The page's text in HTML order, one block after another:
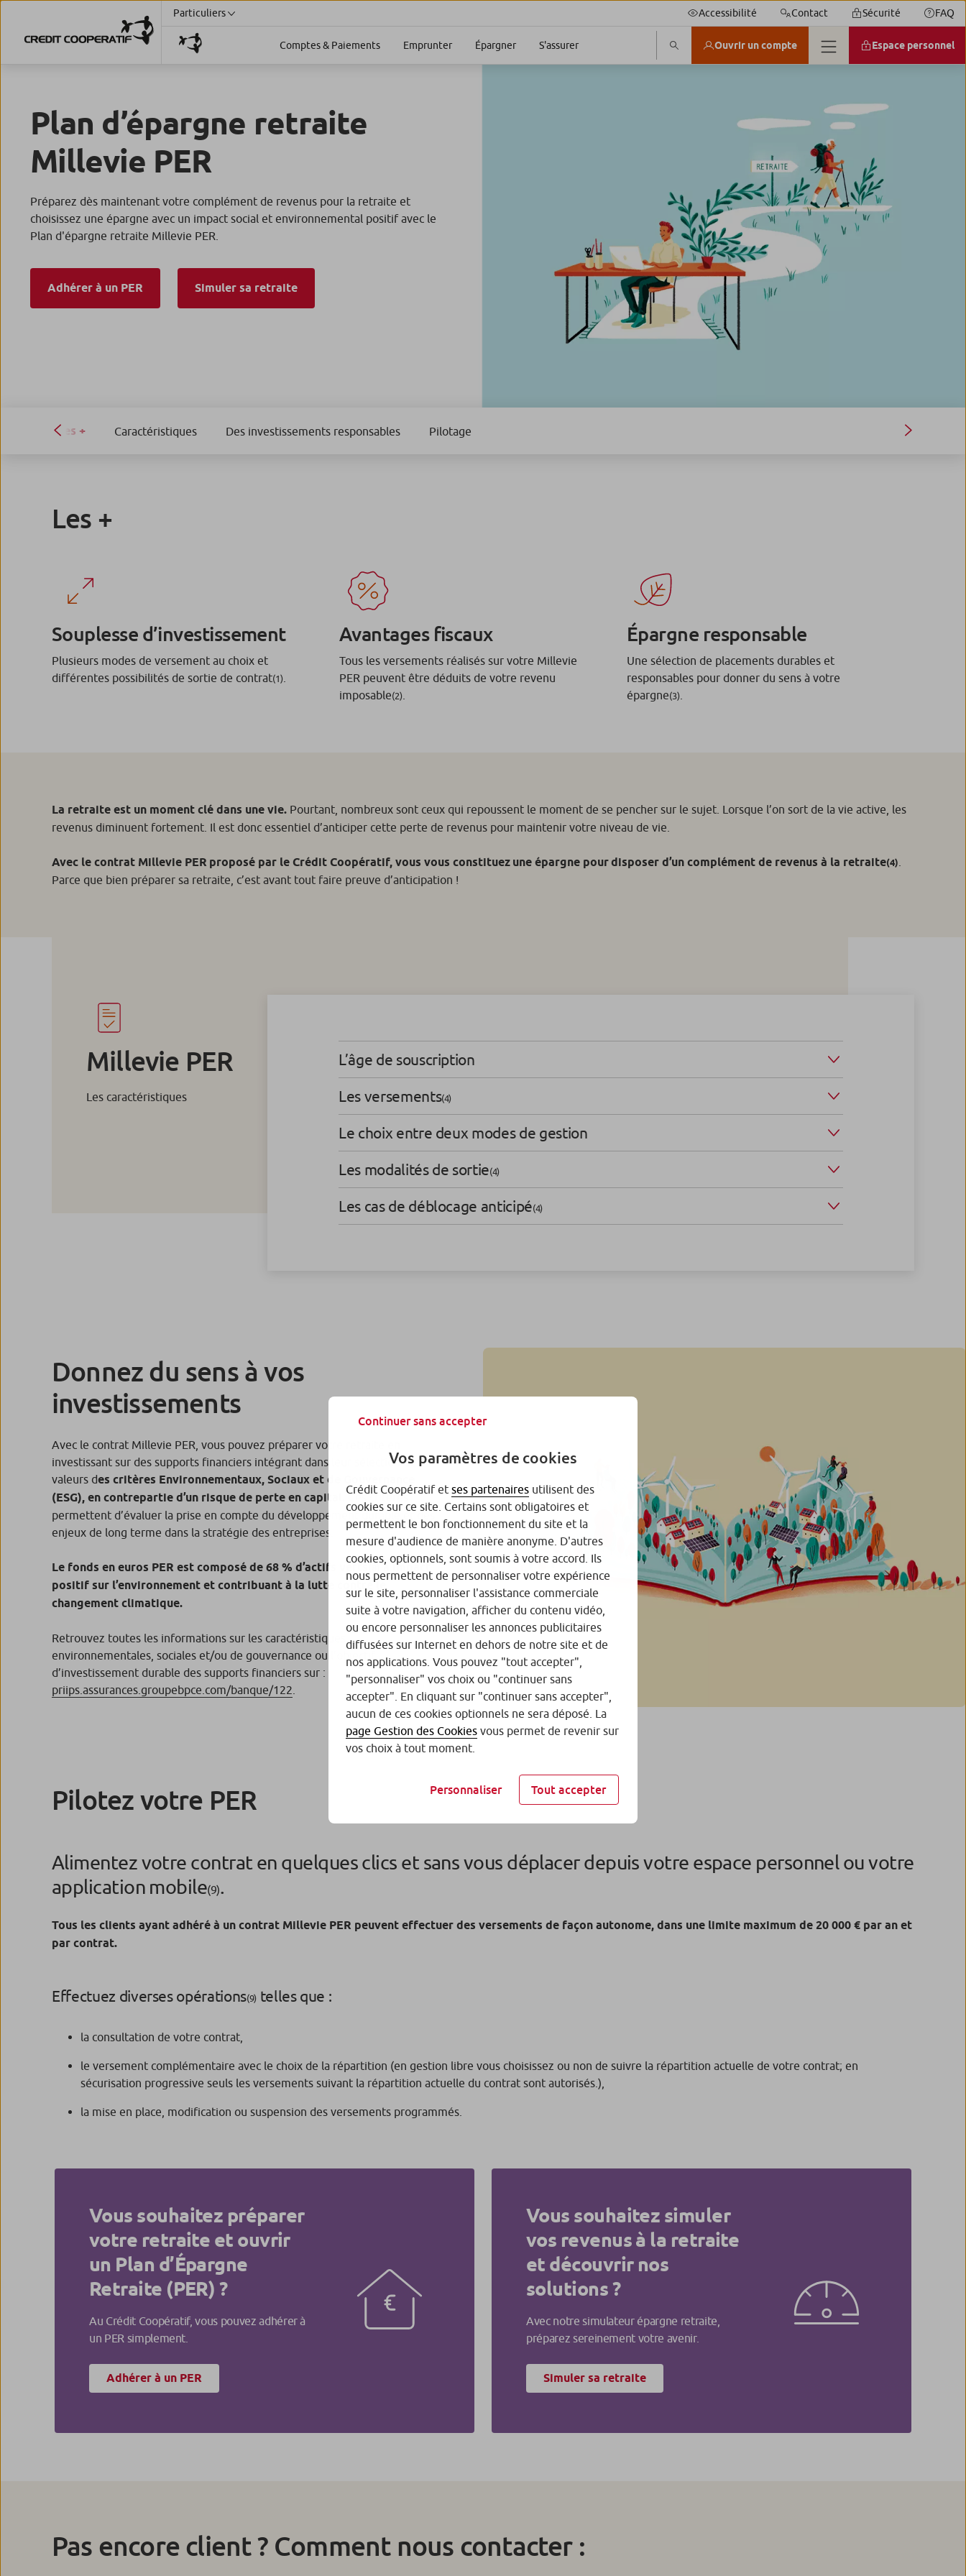
Particuliers Accessibilité Contact Sécurité FAQ
Comptes & Paiements Emprunter Épargner S'assurer Ouvrir un compte Espace personnel
Plan d’épargne retraite
Millevie PER
Préparez dès maintenant votre complément de revenus pour la retraite et
choisissez une épargne avec un impact social et environnemental positif avec le
Plan d'épargne retraite Millevie PER.
Adhérer à un PER Simuler sa retraite
Les + Caractéristiques Des investissements responsables Pilotage
Les +
Souplesse d’investissement
Plusieurs modes de versement au choix et
différentes possibilités de sortie de contrat(1)
Avantages fiscaux
Tous les versements réalisés sur votre Millevie
PER peuvent être déduits de votre revenu
imposable(2)
Épargne responsable
Une sélection de placements durables et
responsables pour donner du sens à votre
épargne(3)
La retraite est un moment clé dans une vie. Pourtant, nombreux sont ceux qui repoussent le moment de se pencher sur le sujet. Lorsque l’on sort de la vie active, les
revenus diminuent fortement. Il est donc essentiel d’anticiper cette perte de revenus pour maintenir votre niveau de vie.
Avec le contrat Millevie PER proposé par le Crédit Coopératif, vous vous constituez une épargne pour disposer d’un complément de revenus à la retraite(4)
Parce que bien préparer sa retraite, c’est avant tout faire preuve d’anticipation !
Millevie PER
Les caractéristiques
L’âge de souscription
Les versements(4)
Le choix entre deux modes de gestion
Les modalités de sortie(4)
Les cas de déblocage anticipé(4)
Donnez du sens à vos
investissements
Avec le contrat Millevie PER, vous pouvez préparer votre retraite en
investissant sur des supports financiers intégrant dans leur sélection de
valeurs des critères Environnementaux, Sociaux et de Gouvernance
(ESG), en contrepartie d’un risque de perte en capital.
Ces critères
permettent d’évaluer la prise en compte du développement durable et des
enjeux de long terme dans la stratégie des entreprises.
Le fonds en euros PER est composé de 68 % d’actifs verts
à impact
positif sur l’environnement et contribuant à la lutte contre le
changement climatique.
Retrouvez toutes les informations sur les caractéristiques
environnementales, sociales et/ou de gouvernance ou l’objectif
d’investissement durable des supports financiers sur :
priips.assurances.groupebpce.com/banque/122
Pilotez votre PER
Alimentez votre contrat en quelques clics et sans vous déplacer depuis votre espace personnel ou votre
application mobile(9).
Tous les clients ayant adhéré à un contrat Millevie PER peuvent effectuer des versements de façon autonome, dans une limite maximum de 20 000 € par an et
par contrat.
Effectuez diverses opérations(9)telles que :
la consultation de votre contrat,
le versement complémentaire avec le choix de la répartition (en gestion libre vous choisissez ou non de suivre la répartition actuelle de votre contrat; en
sécurisation progressive seuls les versements suivant la répartition actuelle du contrat sont autorisés.),
la mise en place, modification ou suspension des versements programmés.
Vous souhaitez préparer
votre retraite et ouvrir
un Plan d’Épargne
Retraite (PER) ?
Au Crédit Coopératif, vous pouvez adhérer à
un PER simplement.
Adhérer à un PER
Vous souhaitez simuler
vos revenus à la retraite
et découvrir nos
solutions ?
Avec notre simulateur épargne retraite,
préparez sereinement votre avenir.
Simuler sa retraite
Pas encore client ? Comment nous contacter :
Continuer sans accepter
Vos paramètres de cookies
Crédit Coopératif et ses partenaires utilisent des
cookies sur ce site. Certains sont obligatoires et
permettent le bon fonctionnement du site et la
mesure d'audience de manière anonyme. D'autres
cookies, optionnels, sont soumis à votre accord. Ils
nous permettent de personnaliser votre expérience
sur le site, personnaliser l'assistance commerciale
suite à votre navigation, afficher du contenu vidéo,
ou encore personnaliser les annonces publicitaires
diffusées sur Internet en dehors de notre site et de
nos applications. Vous pouvez "tout accepter",
"personnaliser" vos choix ou "continuer sans
accepter". En cliquant sur "continuer sans accepter",
aucun de ces cookies optionnels ne sera déposé. La
page Gestion des Cookies vous permet de revenir sur
vos choix à tout moment.
Personnaliser Tout accepter